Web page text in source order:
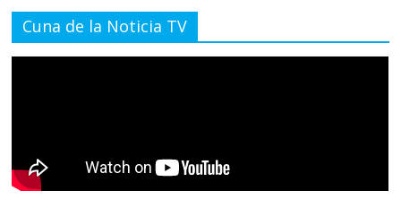
Cuna de la Noticia TV